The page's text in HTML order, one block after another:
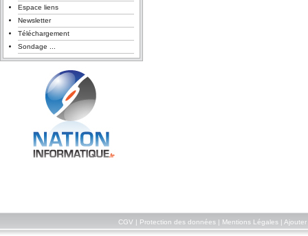
Espace liens
Newsletter
Téléchargement
Sondage ...
CGV Protection des données| Mentions Légales| Ajouter